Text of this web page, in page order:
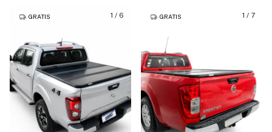
1 / 6
GRATIS 1 / 7
GRATIS